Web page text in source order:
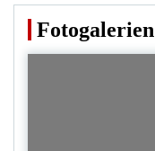
Fotogalerien